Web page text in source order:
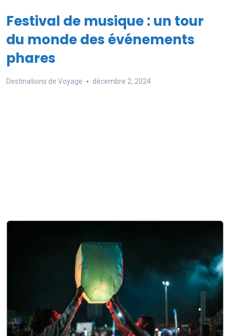
Festival de musique : un tour
du monde des événements
phares
Destinations de Voyage décembre 2, 2024